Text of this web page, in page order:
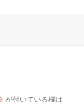
が付いている欄は